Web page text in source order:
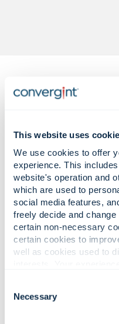
This website uses
We use cookies to offer
experience. This
website's operation and
which are used to
social media features,
freely decide and
certain non-necessary
certain cookies to
well as cookies used to
cookies. Click "Show
about who we share your
Selection
Necessary
Komplexa
Säkra,
Ökande fysiska
och